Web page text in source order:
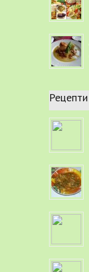
Рецепти